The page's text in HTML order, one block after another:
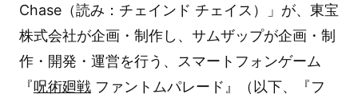
Chase（読み：チェインド チェイス）」が、東宝
株式会社が企画・制作し、サムザップが企画・制
作・開発・運営を行う、スマートフォンゲーム
『呪術廻戦ファントムパレード』（以下、『フ